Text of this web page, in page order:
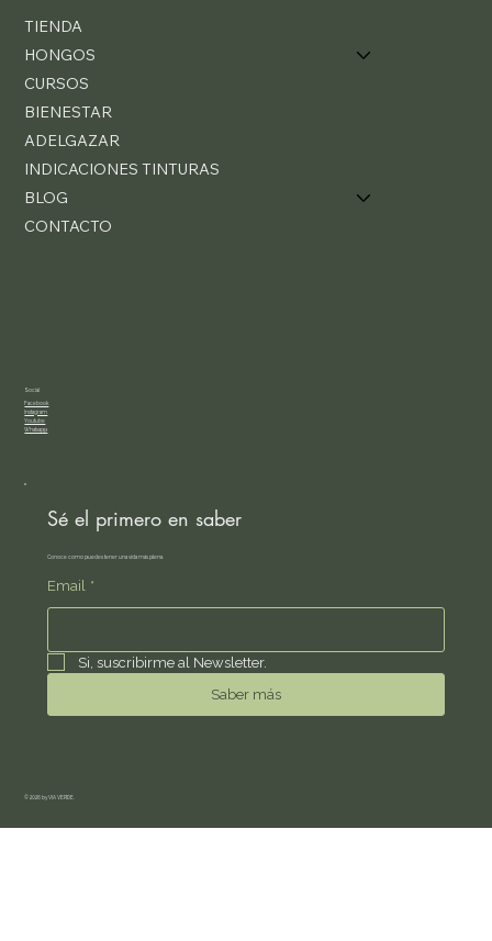
TIENDA
HONGOS
CURSOS
BIENESTAR
ADELGAZAR
INDICACIONES TINTURAS
BLOG
CONTACTO
Social
Facebook
Instagram
Youtube
Whatsapp
Sé el primero en saber
Conoce como puedes tener una vida más plena.
Email *
Si, suscribirme al Newsletter.
Saber más
© 2026 by VIA VERDE.